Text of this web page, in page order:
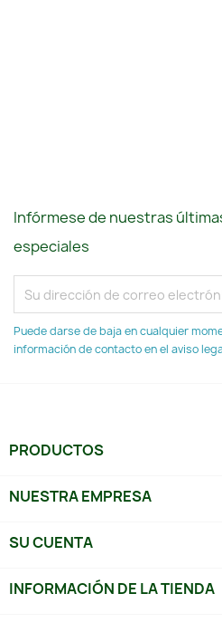
Infórmese de nuestras
especiales
Puede darse de baja en cualquier
información de contacto en el aviso
PRODUCTOS
NUESTRA EMPRESA
SU CUENTA
INFORMACIÓN DE LA TIENDA